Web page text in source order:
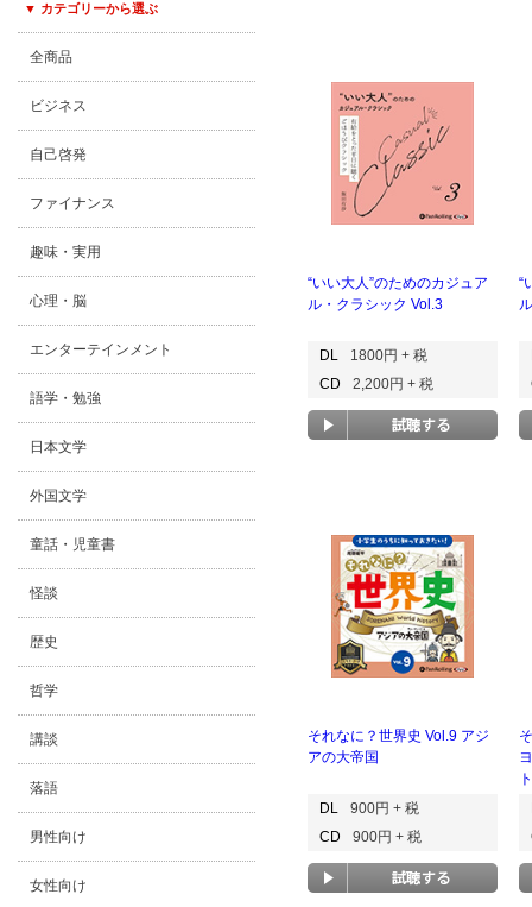
▼ カテゴリーから選ぶ
全商品
ビジネス
自己啓発
ファイナンス
趣味・実用
心理・脳
エンターテインメント
語学・勉強
日本文学
外国文学
童話・児童書
怪談
歴史
哲学
講談
落語
男性向け
女性向け
“いい大人”のためのカジュア
ル・クラシック Vol.3
DL
1800円 + 税
CD
2,200円 + 税
“
それなに？世界史 Vol.9 アジ
アの大帝国
DL
900円 + 税
CD
900円 + 税